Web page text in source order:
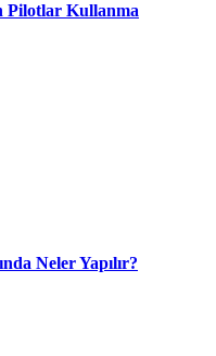
Pilotlar Kullanma
Neler Yapılır?